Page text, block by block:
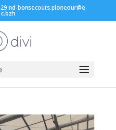
bonsecours.ploneour@e-
c.bzh